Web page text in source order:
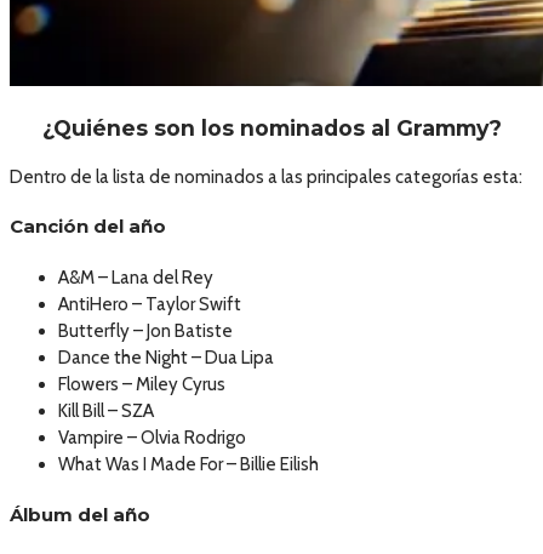
¿Quiénes son los nominados al Grammy?
Dentro de la lista de nominados a las principales categorías esta:
Canción del año
A&M – Lana del Rey
AntiHero – Taylor Swift
Butterfly – Jon Batiste
Dance the Night – Dua Lipa
Flowers – Miley Cyrus
Kill Bill – SZA
Vampire – Olvia Rodrigo
What Was I Made For – Billie Eilish
Álbum del año